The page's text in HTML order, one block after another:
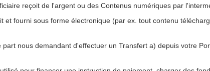
reçoit de l'argent ou des Contenus numériques par
et fourni sous forme électronique (par ex. tout contenu
nous demandant d'effectuer un Transfert a) depuis votre